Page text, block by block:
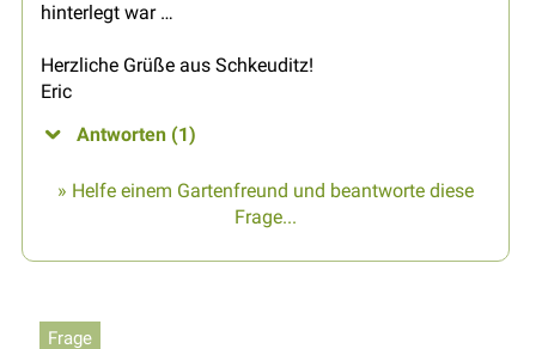
hinterlegt war …
Herzliche Grüße aus Schkeuditz!
Eric
Antworten (1)
» Helfe einem Gartenfreund und beantworte diese
Frage...
Frage